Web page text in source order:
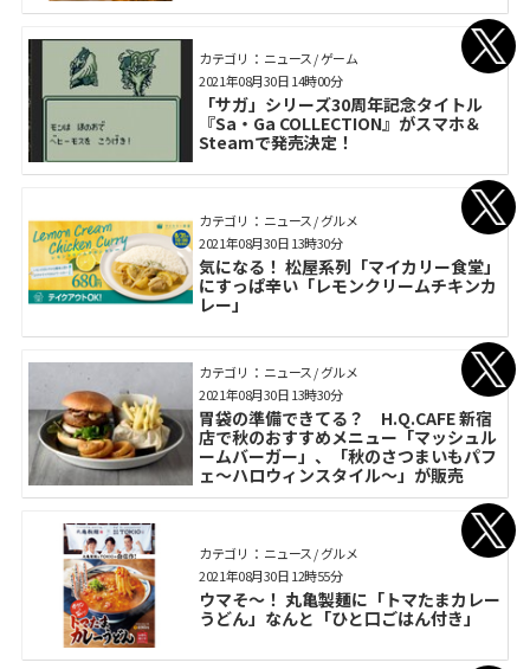
カテゴリ： ニュース / ゲーム
「サガ」シリーズ30周年記念タイトル
『Sa・Ga COLLECTION』がスマホ＆
Steamで発売決定！
2021年08月30日 14時00分
カテゴリ： ニュース / グルメ
気になる！ 松屋系列「マイカリー食堂」
にすっぱ辛い「レモンクリームチキンカ
レー」
2021年08月30日 13時30分
カテゴリ： ニュース / グルメ
胃袋の準備できてる？ H.Q.CAFE 新宿
店で秋のおすすめメニュー「マッシュル
ームバーガー」、「秋のさつまいもパフ
ェ～ハロウィンスタイル～」が販売
2021年08月30日 13時30分
カテゴリ： ニュース / グルメ
ウマそ～！ 丸亀製麺に「トマたまカレー
うどん」なんと「ひと口ごはん付き」
2021年08月30日 12時55分